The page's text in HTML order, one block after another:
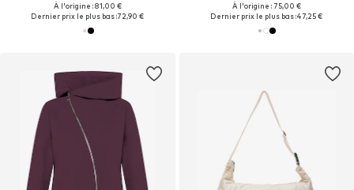
À l'origine : 81,00 €
Dernier prix le plus bas :72,90 €
À l'origine : 75,00 €
Dernier prix le plus bas :47,25 €